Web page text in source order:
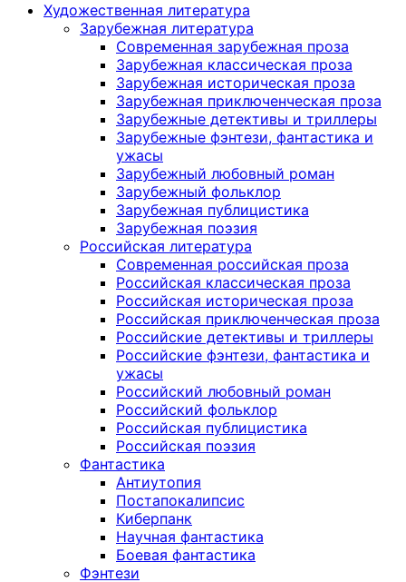
Художественная литература
Зарубежная литература
Современная зарубежная проза
Зарубежная классическая проза
Зарубежная историческая проза
Зарубежная приключенческая проза
Зарубежные детективы и триллеры
Зарубежные фэнтези, фантастика и
ужасы
Зарубежный любовный роман
Зарубежный фольклор
Зарубежная публицистика
Зарубежная поэзия
Российская литература
Современная российская проза
Российская классическая проза
Российская историческая проза
Российская приключенческая проза
Российские детективы и триллеры
Российские фэнтези, фантастика и
ужасы
Российский любовный роман
Российский фольклор
Российская публицистика
Российская поэзия
Фантастика
Антиутопия
Постапокалипсис
Киберпанк
Научная фантастика
Боевая фантастика
Фэнтези